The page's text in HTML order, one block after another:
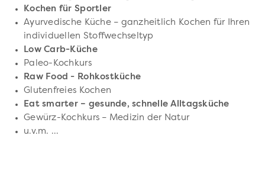
Kochen für Sportler
Ayurvedische Küche – ganzheitlich Kochen für Ihren
individuellen Stoffwechseltyp
Low Carb-Küche
Paleo-Kochkurs
Raw Food - Rohkostküche
Glutenfreies Kochen
Eat smarter – gesunde, schnelle Alltagsküche
Gewürz-Kochkurs – Medizin der Natur
u.v.m. ...